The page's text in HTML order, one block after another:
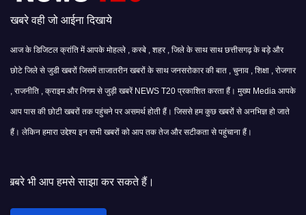
खबरे वही जो आईना दिखाये
आज के डिजिटल क्रांति में आपके मोहल्ले , कस्बे , शहर , जिले के साथ साथ छत्तीसगढ़ के बड़े और
छोटे जिले से जुडी खबरों जिसमें ताजातरीन खबरों के साथ जनसरोकार की बात , चुनाव , शिक्षा , रोजगार
, राजनीति , क्राइम और निगम से जुड़ी खबरें NEWS T20 प्रकाशित करता हैं। मुख्य Media आपके
आप पास की छोटी खबरों तक पहुंचने पर असमर्थ होती हैं। जिससे हम कुछ खबरों से अनभिज्ञ हो जाते
हैं। लेकिन हमारा उद्देश्य इन सभी खबरों को आप तक तेज और सटीकता से पहुंचाना हैं।
कर सकते हैं।